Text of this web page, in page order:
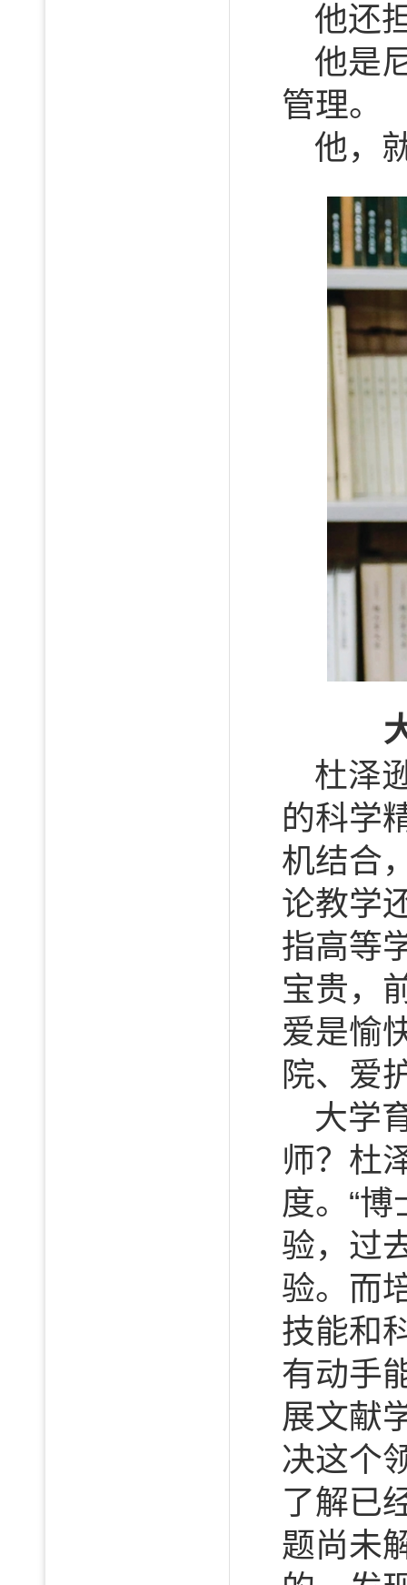
他还
他是
管理。
他，
杜泽
的科学
机结合
论教学
指高等
宝贵，
爱是愉
院、爱
大学
师？杜
度。“
验，过
验。而
技能和
有动手
展文献
决这个
了解已
题尚未